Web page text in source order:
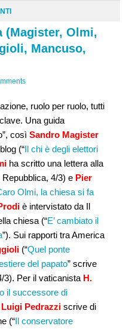
(Magister, Olmi,
Mancuso,
ruolo per ruolo, tutti
Una guida
così Sandro Magister
(“Il chi è degli elettori
ha scritto una lettera alla
Repubblica, 4/3) e Pier
Olmi, la chiesa si fa
è intervistato da Il
chiesa (“E’ cambiato il
”). Sui rapporti tra America
(“Quel ponte
del papato” scrive
3). Per il vaticanista H.
il successore di
Luigi Pedrazzi scrive di
(“Il conservatore